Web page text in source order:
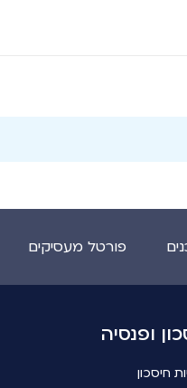
פורטל מעסיקים
ופנסיה
חיסכון